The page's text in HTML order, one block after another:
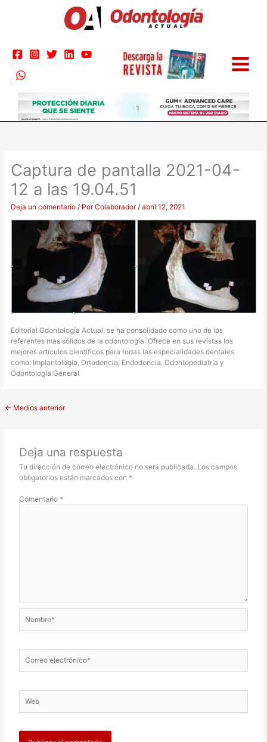
Captura de pantalla 2021-04-
12 a las 19.04.51
Deja un comentario / PorColaborador/abril 12, 2021
Editorial Odontología Actual, se ha consolidado como uno de los
referentes mas sólidos de la odontología. Ofrece en sus revistas los
mejores artículos científicos para todas las especialidades dentales
como: Implantología, Ortodoncia, Endodoncia, Odontopediatría y
Odontología General
← Medios anterior
Deja una respuesta
Tu dirección de correo electrónico no será publicada. Los campos
obligatorios están marcados con *
Comentario *
electrónico*